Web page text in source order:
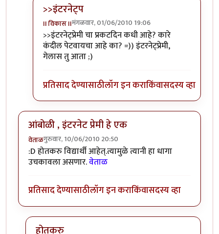
>>इंटरनेट्प
II विकास IIमंगळवार, 01/06/2010 19:06
In reply toइंटरनेट्पbyआंबोळी
>>इंटरनेट्प्रेमी चा प्रकटदिन कधी आहे? कारे
कंदील पेटवायचा आहे का? =)) इंटरनेट्प्रेमी,
गेलास तु आता ;)
प्रतिसाद देण्यासाठीलॉग इन कराकिंवासदस्य व्हा
आंबोळी , इंटरनेट प्रेमी हे एक
वेताळगुरुवार, 10/06/2010 20:50
:D होतकरु विद्यार्थी आहेत्.त्यामुळे त्यानी हा धागा
उचकावला असणार.वेताळ
प्रतिसाद देण्यासाठीलॉग इन कराकिंवासदस्य व्हा
होतकरु